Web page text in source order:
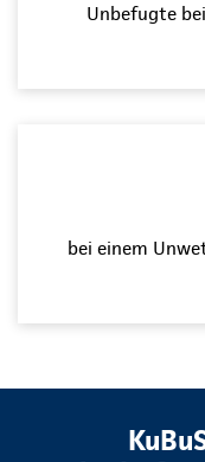
Unbefugte
bei einem